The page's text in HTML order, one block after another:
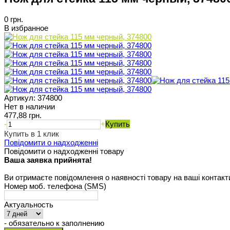
0 грн.
В избранное
Артикул: 374800
Нет в наличии
477,88 грн.
-
+Купить
Купить в 1 клик
Повідомити о надходженні
Повідомити о надходженні товару
Ваша заявка прийнята!
Ви отримаєте повідомлення о наявності товару на ваші
Номер моб. телефона (SMS)
Актуальность
- обязательно к заполнению